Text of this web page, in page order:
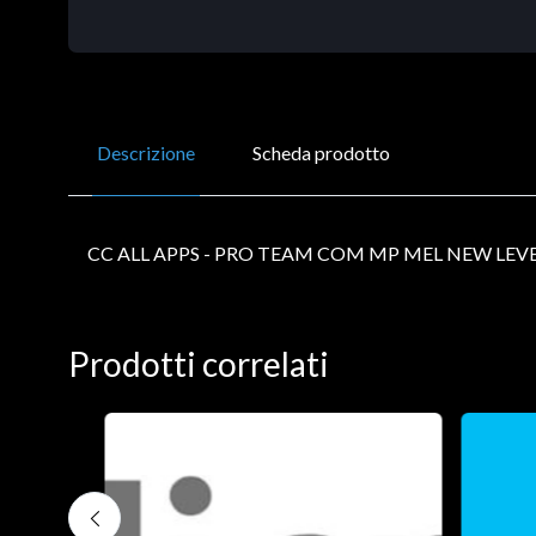
Descrizione Scheda prodotto
CC ALL APPS - PRO TEAM COM MP MEL NEW
Prodotti correlati